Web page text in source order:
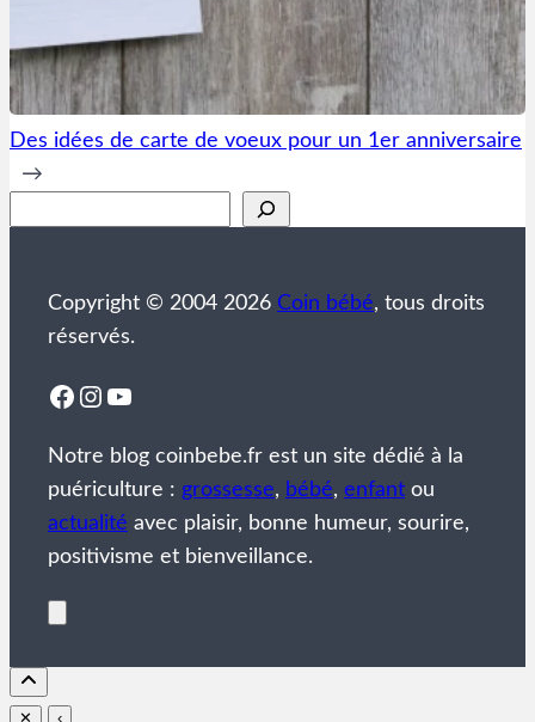
Des idées de carte de voeux pour un 1er anniversaire
→
Copyright © 2004 2026 Coin bébé, tous droits
réservés.
Facebook
Instagram
YouTube
Notre blog coinbebe.fr est un site dédié à la
puériculture : grossesse, bébé, enfant ou
actualité avec plaisir, bonne humeur, sourire,
positivisme et bienveillance.
✕ ‹